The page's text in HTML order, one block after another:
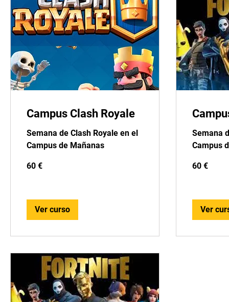
Campus Clash Royale
Semana de Clash Royale en el
Campus de Mañanas
euros
60 €
Ver curso
Semana
Campus
euros
60 €
Ver